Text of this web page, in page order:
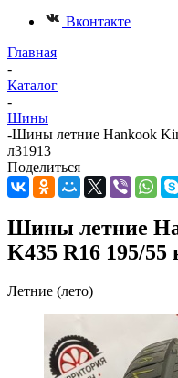
Вконтакте
Главная
-
Каталог
-
Шины
-Шины летние Hankook
л31913
Поделиться
Шины летние
K435 R16 195/55
Летние (лето)